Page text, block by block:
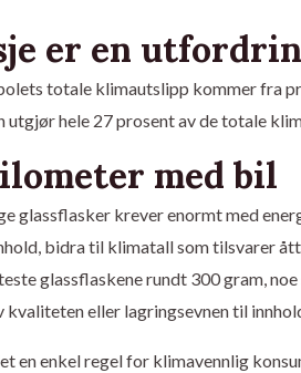
er en
totale klimautslipp kommer fra
hele 27 prosent av de totale
med bil
glassflasker krever enormt med
bidra til klimatall som tilsvarer
glassflaskene rundt 300 gram,
kvaliteten eller lagringsevnen til
en enkel regel for klimavennlig